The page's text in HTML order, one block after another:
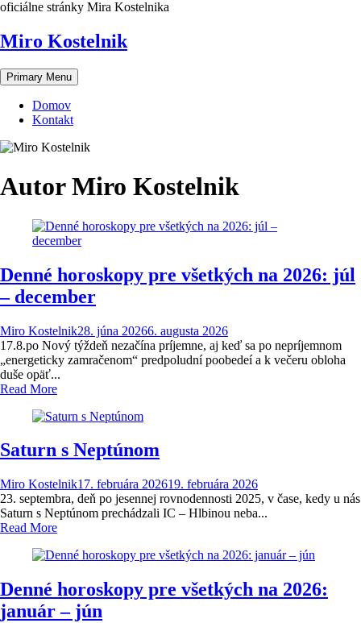
Skip
content
oficiálne stránky Mira Kostelnika
Miro Kostelnik
Primary Menu
Domov
Kontakt
AutorMiro Kostelnik
Denné horoskopy pre všetkých na 2026: júl
– december
Miro Kostelnik28. júna 20266. augusta 2026
17.8.po Nový týždeň nezačína príjemne, aj keď sa po nepríjemnom
„energeticky zamračenom“ predpoludní poobedeí a k večeru obloha
duše opäť...
Read More
Saturn s Neptúnom
Miro Kostelnik17. februára 202619. februára 2026
23. septembra, deň po jesennej rovnodennosti 2025, v čase, kedy u nás
Saturn s Neptúnom prechádzali IC – Hlbinou neba...
Read More
Denné horoskopy pre všetkých na 2026:
január – jún